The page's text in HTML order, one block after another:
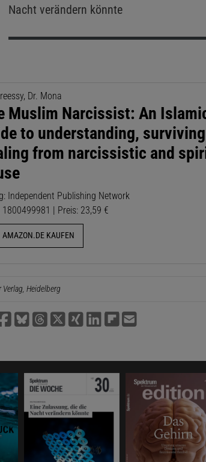
Nacht verändern könnte
Dr. Mona
Muslim Narcissist: An
to understanding,
from narcissistic and
Independent Publishing Network
1800499981 | Preis: 23,59 €
AMAZON.DE KAUFEN
Heidelberg